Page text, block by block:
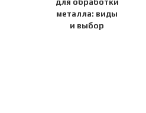
металла: виды
и выбор